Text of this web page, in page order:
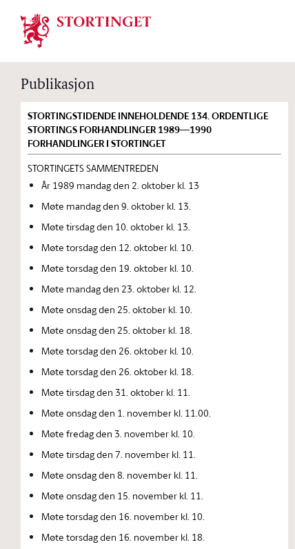
Stortinget.no
Publikasjon
STORTINGSTIDENDE INNEHOLDENDE 134. ORDENTLIGE
STORTINGS FORHANDLINGER 1989—1990
FORHANDLINGER I STORTINGET
STORTINGETS SAMMENTREDEN
År 1989 mandag den 2. oktober kl. 13
Møte mandag den 9. oktober kl. 13.
Møte tirsdag den 10. oktober kl. 13.
Møte torsdag den 12. oktober kl. 10.
Møte torsdag den 19. oktober kl. 10.
Møte mandag den 23. oktober kl. 12.
Møte onsdag den 25. oktober kl. 10.
Møte onsdag den 25. oktober kl. 18.
Møte torsdag den 26. oktober kl. 10.
Møte torsdag den 26. oktober kl. 18.
Møte tirsdag den 31. oktober kl. 11.
Møte onsdag den 1. november kl. 11.00.
Møte fredag den 3. november kl. 10.
Møte tirsdag den 7. november kl. 11.
Møte onsdag den 8. november kl. 11.
Møte onsdag den 15. november kl. 11.
Møte torsdag den 16. november kl. 10.
Møte torsdag den 16. november kl. 18.